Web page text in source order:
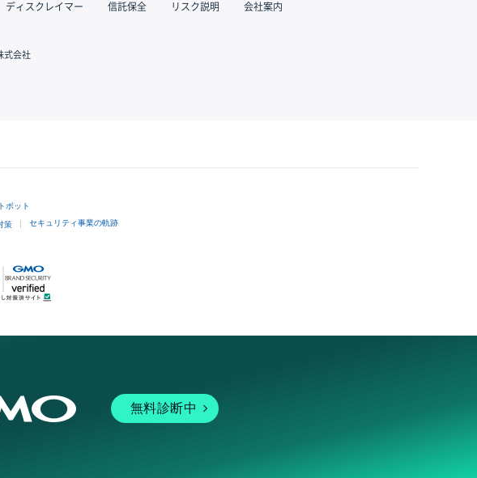
ディスクレイマー 信託保全 リスク説明 会社案内
式会社
ボット
策 セキュリティ事業の軌跡
無料診断中